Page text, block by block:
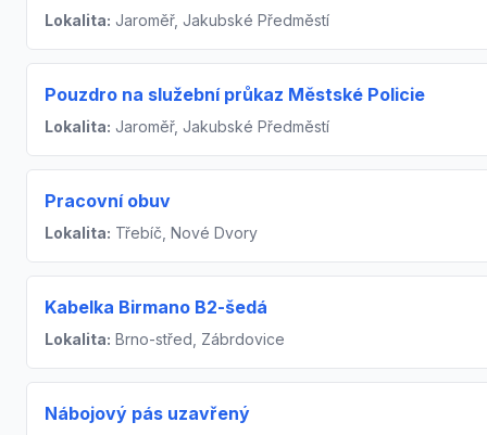
Lokalita: Jaroměř, Jakubské Předměstí
Pouzdro na služební průkaz Městské Policie
Lokalita: Jaroměř, Jakubské Předměstí
Pracovní obuv
Lokalita: Třebíč, Nové Dvory
Kabelka Birmano B2-šedá
Lokalita: Brno-střed, Zábrdovice
Nábojový pás uzavřený